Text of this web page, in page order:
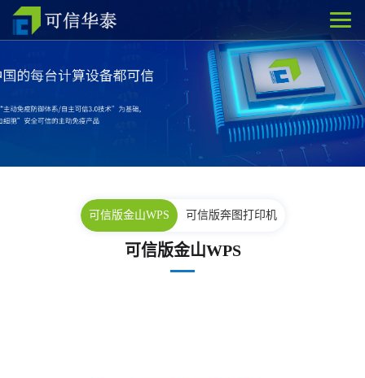
可信版金山WPS 可信版奔图打印机
可信版金山WPS